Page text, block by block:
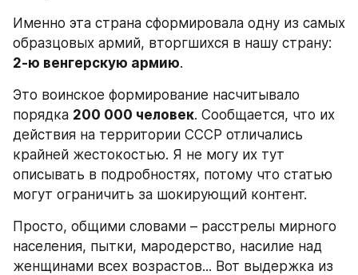
Именно эта страна сформировала одну из самых
2-ю венгерскую армию.
Это воинское формирование насчитывало
порядка 200 000 человек. Сообщается, что их
действия на территории СССР отличались
крайней жестокостью. Я не могу их тут
описывать в подробностях, потому что статью
могут ограничить за шокирующий контент.
Просто, общими словами – расстрелы мирного
населения, пытки, мародерство, насилие над
женщинами всех возрастов... Вот выдержка из